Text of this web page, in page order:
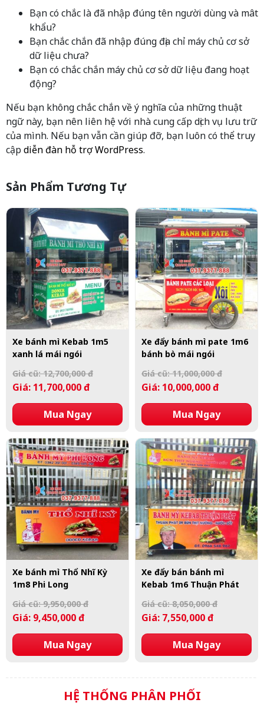
Bạn có chắc là đã nhập đúng tên người dùng và mât
khẩu?
Bạn chắc chắn đã nhập đúng địa chỉ máy chủ cơ sở
dữ liệu chưa?
Bạn có chắc chắn máy chủ cơ sở dữ liệu đang hoạt
động?
Nếu bạn không chắc chắn về ý nghĩa của những thuật
ngữ này, bạn nên liên hệ với nhà cung cấp dịch vụ lưu trữ
của mình. Nếu bạn vẫn cần giúp đỡ, bạn luôn có thể truy
cậpdiễn đàn hỗ trợ WordPress.
Sản Phẩm Tương Tự
Xe bánh mì Kebab 1m5
xanh lá mái ngói
Giá cũ: 12,700,000 đ
Giá: 11,700,000 đ
Mua Ngay
Xe đẩy bánh mì pate 1m6
bánh bò mái ngói
Giá cũ: 11,000,000 đ
Giá: 10,000,000 đ
Mua Ngay
Xe bánh mì Thổ Nhĩ Kỳ
1m8 Phi Long
Giá cũ: 9,950,000 đ
Giá: 9,450,000 đ
Mua Ngay
Xe đẩy bán bánh mì
Kebab 1m6 Thuận Phát
Giá cũ: 8,050,000 đ
Giá: 7,550,000 đ
Mua Ngay
HỆ THỐNG PHÂN PHỐI